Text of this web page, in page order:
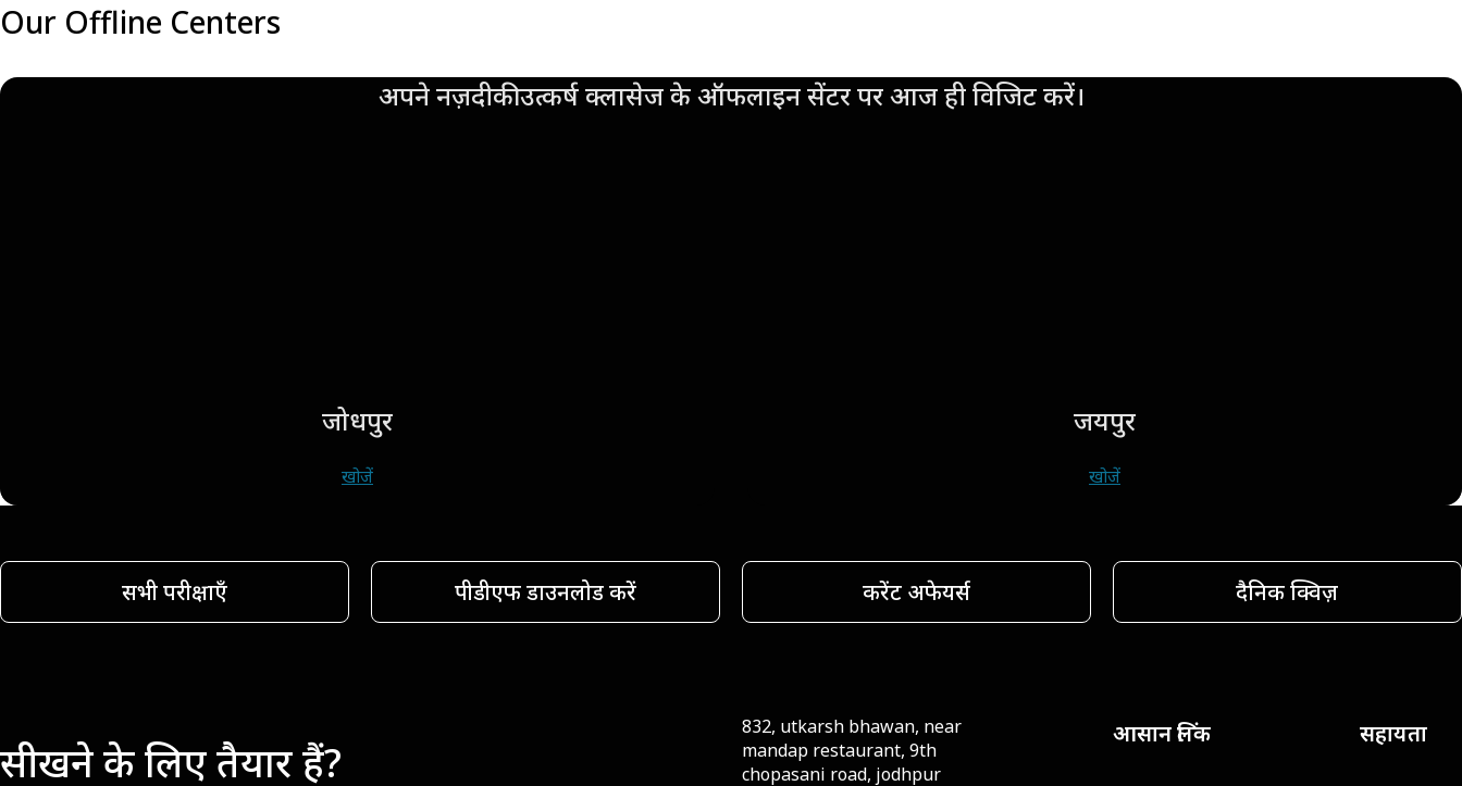
Our Offline Centers
अपने नज़दीकी उत्कर्ष क्लासेज के ऑफलाइन सेंटर पर आज ही विजिट करें।
जोधपुर
खोजें
जयपुर
खोजें
सभी परीक्षाएँ पीडीएफ डाउनलोड करें करेंट अफेयर्स दैनिक क्विज़
सीखने के लिए तैयार हैं?
832, utkarsh bhawan, near
mandap restaurant, 9th
chopasani road, jodhpur
आसान लिंक सहायता